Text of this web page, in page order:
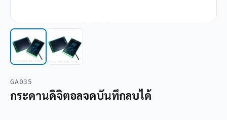
GA035
กระดานดิจิตอลจดบันทึกลบได้